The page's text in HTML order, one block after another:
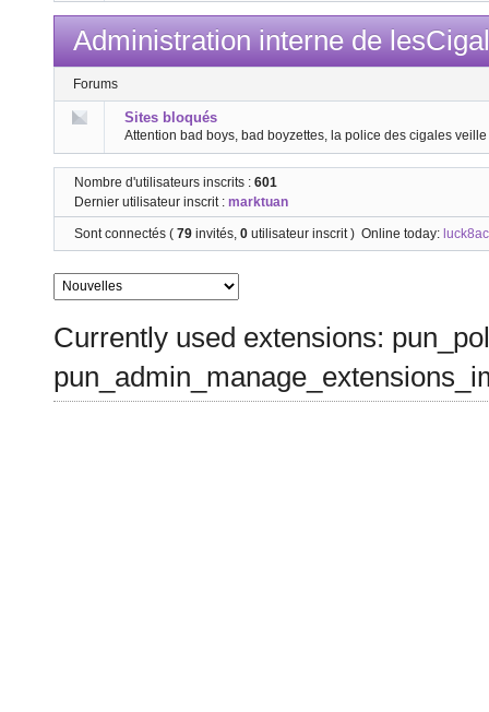
Administration interne de
Forums
Sites bloqués
Attention bad boys, bad boyzettes, la police des cigales veille
Nombre d'utilisateurs inscrits : 601
Dernier utilisateur inscrit : marktuan
Sont connectés ( 79 invités, 0 utilisateur inscrit ) Online today:
Currently used extensions: